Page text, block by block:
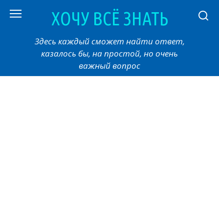
ХОЧУ ВСЁ ЗНАТЬ
Здесь каждый сможет найти ответ,
казалось бы, на простой, но очень
важный вопрос